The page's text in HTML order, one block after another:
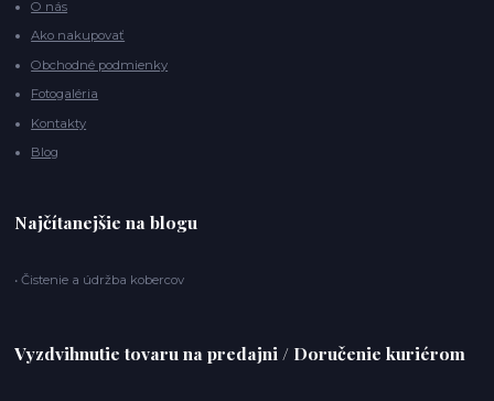
O nás
Ako nakupovať
Obchodné podmienky
Fotogaléria
Kontakty
Blog
Najčítanejšie na blogu
• Čistenie a údržba kobercov
Vyzdvihnutie tovaru na predajni / Doručenie kuriérom